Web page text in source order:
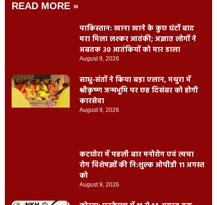
READ MORE »
पाकिस्तान: खाना खाने के कुछ घंटों बाद
मरा मिला लश्कर आतंकी; अज्ञात लोगों ने
अबतक 30 आतंकियों को मार डाला
August 9, 2026
साधु-संतों ने किया बड़ा एलान, मथुरा में
श्रीकृष्ण जन्मभूमि पर छह दिसंबर को होगी
कारसेवा
August 9, 2026
कटघोरा में पहली बार मनोरोग एवं त्वचा
रोग विशेषज्ञों की नि:शुल्क ओपीडी 11 अगस्त
को
August 9, 2026